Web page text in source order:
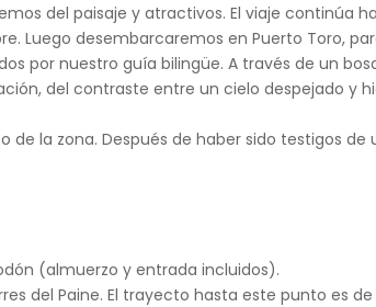
del paisaje y atractivos. El viaje continúa
Luego desembarcaremos en Puerto Toro,
por nuestro guía bilingüe. A través de un
del contraste entre un cielo despejado y
la zona. Después de haber sido testigos de
(almuerzo y entrada incluidos).
del Paine. El trayecto hasta este punto es de